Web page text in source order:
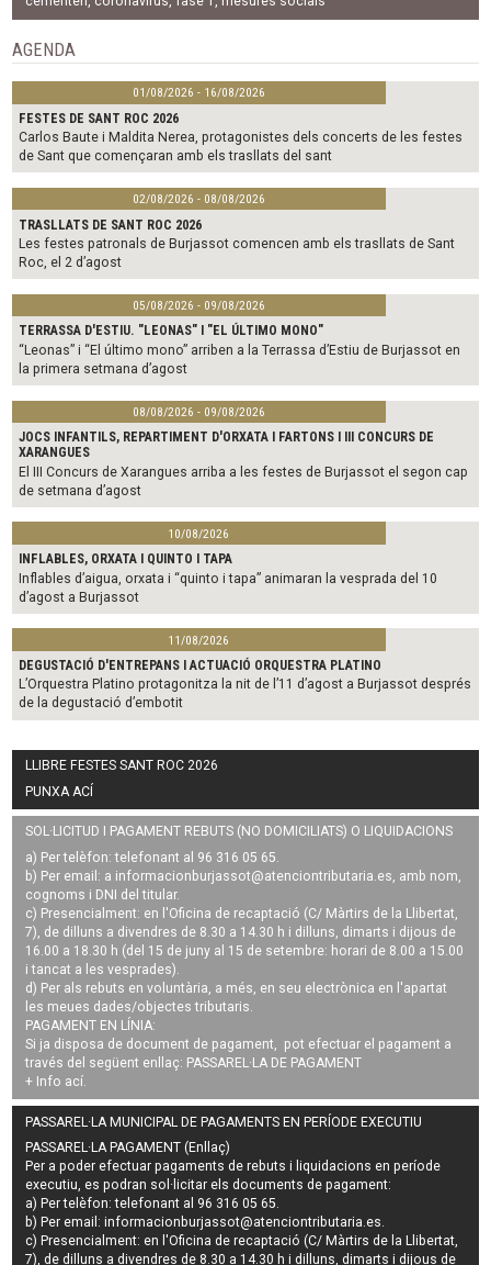
o
o
k
e
AGENDA
01/08/2026 - 16/08/2026
FESTES DE SANT ROC 2026
Carlos Baute i Maldita Nerea, protagonistes dels concerts de les festes
de Sant que començaran amb els trasllats del sant
02/08/2026 - 08/08/2026
TRASLLATS DE SANT ROC 2026
Les festes patronals de Burjassot comencen amb els trasllats de Sant
Roc, el 2 d’agost
05/08/2026 - 09/08/2026
TERRASSA D'ESTIU. "LEONAS" I "EL ÚLTIMO MONO"
“Leonas” i “El último mono” arriben a la Terrassa d’Estiu de Burjassot en
la primera setmana d’agost
08/08/2026 - 09/08/2026
JOCS INFANTILS, REPARTIMENT D'ORXATA I FARTONS I III CONCURS DE
XARANGUES
El III Concurs de Xarangues arriba a les festes de Burjassot el segon cap
de setmana d’agost
10/08/2026
INFLABLES, ORXATA I QUINTO I TAPA
Inflables d’aigua, orxata i “quinto i tapa” animaran la vesprada del 10
d’agost a Burjassot
11/08/2026
DEGUSTACIÓ D'ENTREPANS I ACTUACIÓ ORQUESTRA PLATINO
L’Orquestra Platino protagonitza la nit de l’11 d’agost a Burjassot després
de la degustació d’embotit
LLIBRE FESTES SANT ROC 2026
PUNXA ACÍ
SOL·LICITUD I PAGAMENT REBUTS (NO DOMICILIATS) O LIQUIDACIONS
a) Per telèfon: telefonant al 96 316 05 65.
b) Per email: a informacionburjassot@atenciontributaria.es, amb nom,
cognoms i DNI del titular.
c) Presencialment: en l'Oficina de recaptació (C/ Màrtirs de la Llibertat,
7), de dilluns a divendres de 8.30 a 14.30 h i dilluns, dimarts i dijous de
16.00 a 18.30 h (del 15 de juny al 15 de setembre: horari de 8.00 a 15.00
i tancat a les vesprades).
d) Per als rebuts en voluntària, a més, en seu electrònica en l'apartat
les meues dades/objectes tributaris.
PAGAMENT EN LÍNIA:
Si ja disposa de document de pagament, pot efectuar el pagament a
través del següent enllaç: PASSAREL·LA DE PAGAMENT
+ Info ací.
PASSAREL·LA MUNICIPAL DE PAGAMENTS EN PERÍODE EXECUTIU
PASSAREL·LA PAGAMENT (Enllaç)
Per a poder efectuar pagaments derebuts i liquidacions en període
executiu, es podran sol·licitar els documents de pagament:
a) Per telèfon: telefonant al 96 316 05 65.
b) Per email:informacionburjassot@atenciontributaria.es.
c) Presencialment: en l'Oficina de recaptació (C/ Màrtirs de la Llibertat,
7), de dilluns a divendres de 8.30 a 14.30 h i dilluns, dimarts i dijous de